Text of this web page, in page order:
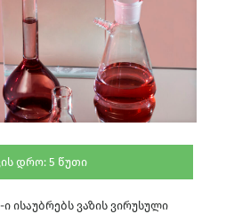
დრო:5 წუთი
-ი ისაუბრებს ვაზის ვირუსული